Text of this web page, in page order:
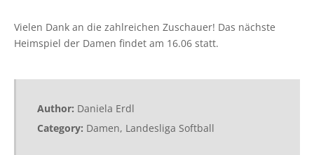
Vielen Dank an die zahlreichen Zuschauer! Das nächste
Heimspiel der Damen findet am 16.06 statt.
Author: Daniela Erdl
Category: Damen, Landesliga Softball